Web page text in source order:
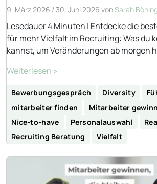
9. März 2026 / 30. Juni 2026 vonSarah
Lesedauer 4 Minuten | Entdecke die
für mehr Vielfalt im Recruiting: Was du
kannst, um Veränderungen ab morgen
Weiterlesen »
Bewerbungsgespräch Diversity
mitarbeiter finden
Mitarbeiter
Nice-to-have
Personalauswahl
Recruiting Beratung
Vielfalt